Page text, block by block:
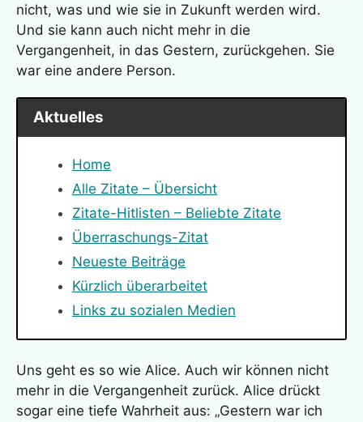
nicht, was und wie sie in Zukunft werden wird.
Und sie kann auch nicht mehr in die
Vergangenheit, in das Gestern, zurückgehen. Sie
war eine andere Person.
Aktuelles
Home
Alle Zitate – Übersicht
Zitate-Hitlisten – Beliebte Zitate
Überraschungs-Zitat
Neueste Beiträge
Kürzlich überarbeitet
Links zu sozialen Medien
Uns geht es so wie Alice. Auch wir können nicht
mehr in die Vergangenheit zurück. Alice drückt
sogar eine tiefe Wahrheit aus: „Gestern war ich